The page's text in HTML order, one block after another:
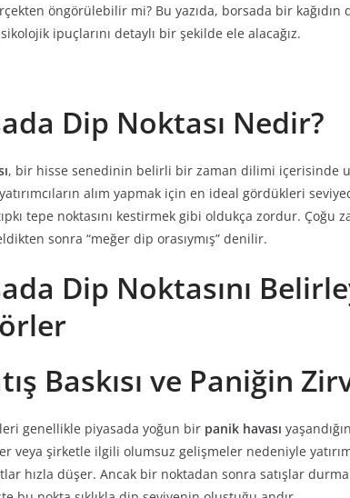
öngörülebilir mi? Bu yazıda, borsada bir kağıdın
ipuçlarını detaylı bir şekilde ele alacağız.
Dip Noktası Nedir?
, bir hisse senedinin belirli bir zaman dilimi içerisinde
alım yapmak için en ideal gördükleri
tepe noktasını kestirmek gibi oldukça zordur.
sonra “meğer dip orasıymış” denilir.
Dip Noktasını
Baskısı ve Paniğin
genellikle piyasada yoğun bir panik havası
veya şirketle ilgili olumsuz gelişmeler nedeniyle
hızla düşer. Ancak bir noktadan sonra satışlar